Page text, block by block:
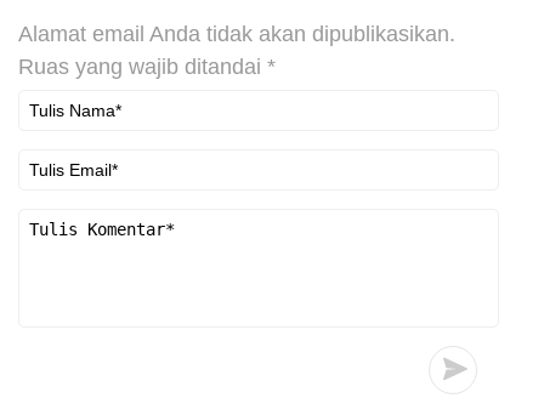
Alamat email Anda tidak akan dipublikasikan.
Ruas yang wajib ditandai *